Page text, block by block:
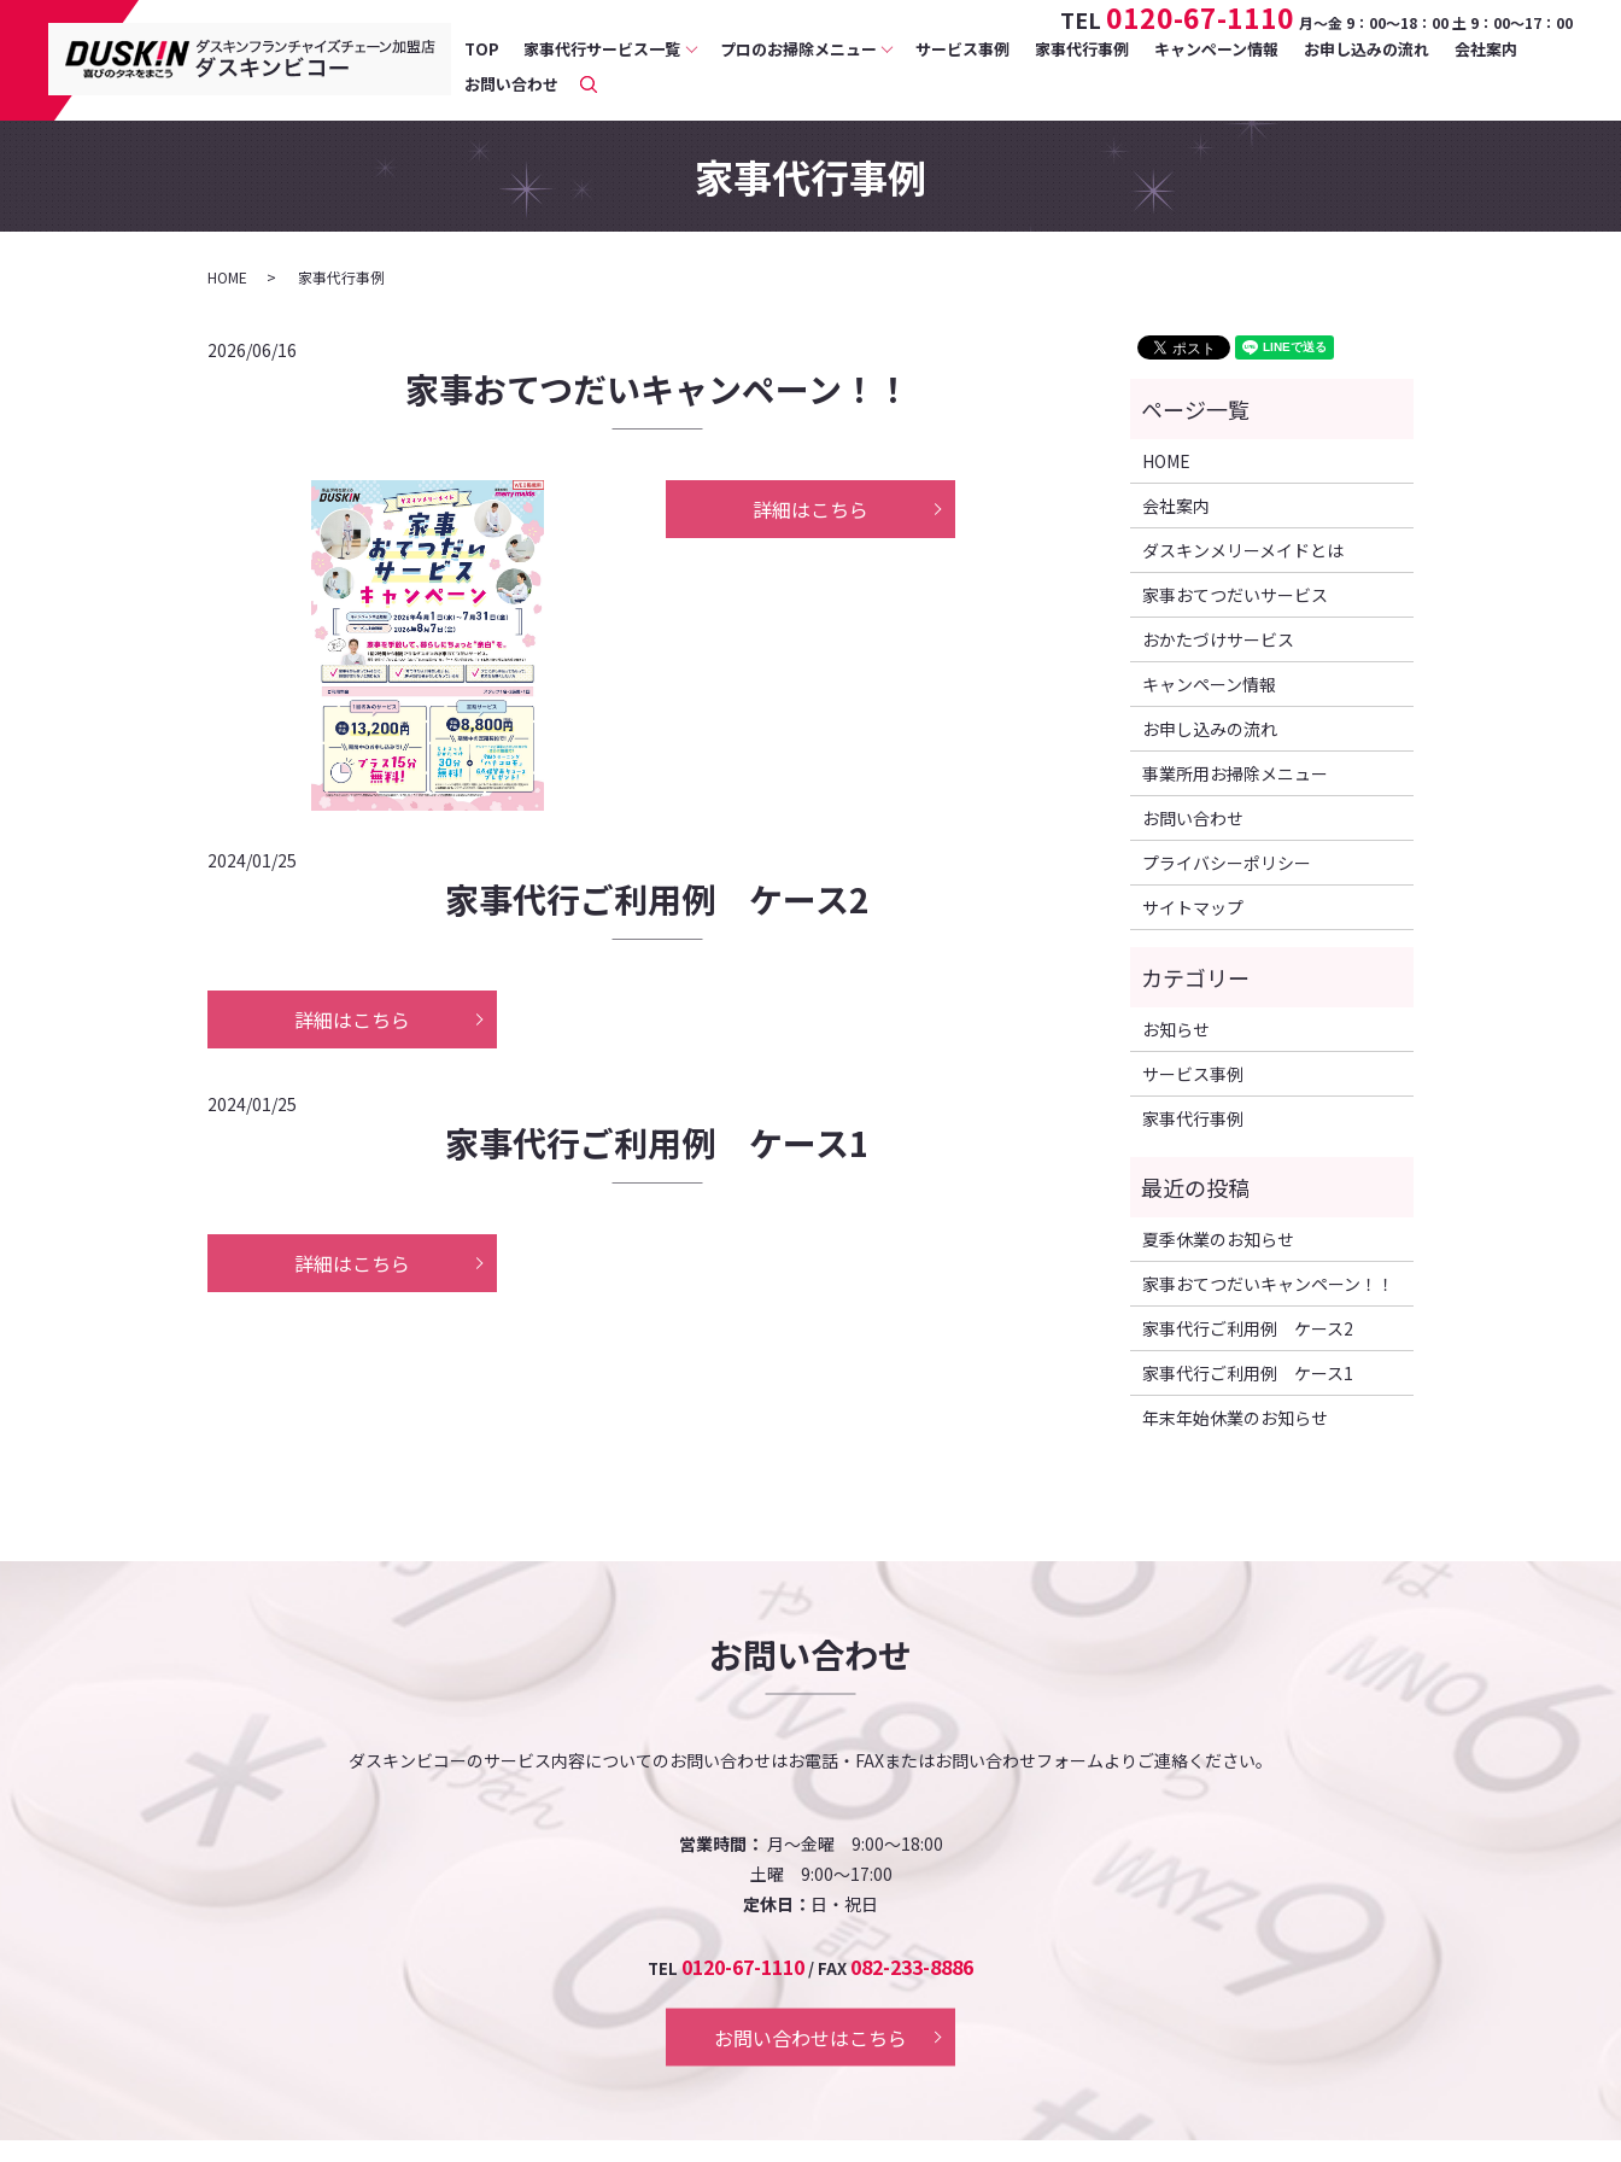
TEL 0120-67-1110 月～金 9：00～18：00 土 9：00～17：00
TOP 家事代行サービス一覧 プロのお掃除メニュー サービス事例 家事代行事例 キャンペーン情報 お申し込みの流れ
会社案内
お問い合わせ
search
家事代行事例
HOME 家事代行事例
2026/06/16
家事おてつだいキャンペーン！！
詳細はこちら
2024/01/25
家事代行ご利用例 ケース2
詳細はこちら
2024/01/25
家事代行ご利用例 ケース1
詳細はこちら
HOME
会社案内
ダスキンメリーメイドとは
家事おてつだいサービス
おかたづけサービス
キャンペーン情報
お申し込みの流れ
事業所用お掃除メニュー
お問い合わせ
プライバシーポリシー
サイトマップ
お知らせ
サービス事例
家事代行事例
夏季休業のお知らせ
家事おてつだいキャンペーン！！
家事代行ご利用例 ケース2
家事代行ご利用例 ケース1
年末年始休業のお知らせ
お問い合わせ
ダスキンビコーのサービス内容についてのお問い合わせはお電話・FAXまたはお問い合わせフォームよりご連絡ください。
営業時間： 月～金曜 9:00～18:00
土曜 9:00～17:00
定休日： 日・祝日
TEL0120-67-1110 / FAX 082-233-8886
お問い合わせはこちら